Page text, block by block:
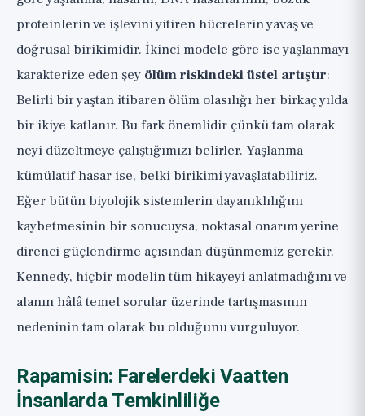
proteinlerin ve işlevini yitiren hücrelerin yavaş ve
doğrusal birikimidir. İkinci modele göre ise yaşlanmayı
karakterize eden şey ölüm riskindeki üstel artıştır:
Belirli bir yaştan itibaren ölüm olasılığı her birkaç yılda
bir ikiye katlanır. Bu fark önemlidir çünkü tam olarak
neyi düzeltmeye çalıştığımızı belirler. Yaşlanma
kümülatif hasar ise, belki birikimi yavaşlatabiliriz.
Eğer bütün biyolojik sistemlerin dayanıklılığını
kaybetmesinin bir sonucuysa, noktasal onarım yerine
direnci güçlendirme açısından düşünmemiz gerekir.
Kennedy, hiçbir modelin tüm hikayeyi anlatmadığını ve
alanın hâlâ temel sorular üzerinde tartışmasının
nedeninin tam olarak bu olduğunu vurguluyor.
Rapamisin: Farelerdeki Vaatten
İnsanlarda Temkinliliğe